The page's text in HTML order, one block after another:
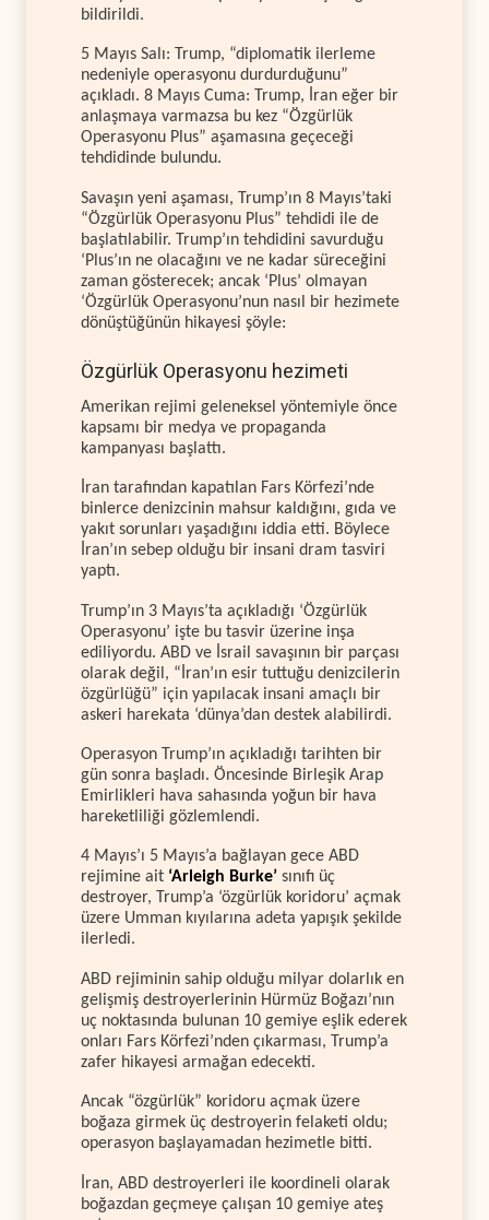
bildirildi.
5 Mayıs Salı: Trump, “diplomatik ilerleme
nedeniyle operasyonu durdurduğunu”
açıkladı. 8 Mayıs Cuma: Trump, İran eğer bir
anlaşmaya varmazsa bu kez “Özgürlük
Operasyonu Plus” aşamasına geçeceği
tehdidinde bulundu.
Savaşın yeni aşaması, Trump’ın 8 Mayıs’taki
“Özgürlük Operasyonu Plus” tehdidi ile de
başlatılabilir. Trump’ın tehdidini savurduğu
‘Plus’ın ne olacağını ve ne kadar süreceğini
zaman gösterecek; ancak ‘Plus’ olmayan
‘Özgürlük Operasyonu’nun nasıl bir hezimete
dönüştüğünün hikayesi şöyle:
Özgürlük Operasyonu hezimeti
Amerikan rejimi geleneksel yöntemiyle önce
kapsamı bir medya ve propaganda
kampanyası başlattı.
İran tarafından kapatılan Fars Körfezi’nde
binlerce denizcinin mahsur kaldığını, gıda ve
yakıt sorunları yaşadığını iddia etti. Böylece
İran’ın sebep olduğu bir insani dram tasviri
yaptı.
Trump’ın 3 Mayıs’ta açıkladığı ‘Özgürlük
Operasyonu’ işte bu tasvir üzerine inşa
ediliyordu. ABD ve İsrail savaşının bir parçası
olarak değil, “İran’ın esir tuttuğu denizcilerin
özgürlüğü” için yapılacak insani amaçlı bir
askeri harekata ‘dünya’dan destek alabilirdi.
Operasyon Trump’ın açıkladığı tarihten bir
gün sonra başladı. Öncesinde Birleşik Arap
Emirlikleri hava sahasında yoğun bir hava
hareketliliği gözlemlendi.
4 Mayıs’ı 5 Mayıs’a bağlayan gece ABD
rejimine ait ‘Arleigh Burke’ sınıfı üç
destroyer, Trump’a ‘özgürlük koridoru’ açmak
üzere Umman kıyılarına adeta yapışık şekilde
ilerledi.
ABD rejiminin sahip olduğu milyar dolarlık en
gelişmiş destroyerlerinin Hürmüz Boğazı’nın
uç noktasında bulunan 10 gemiye eşlik ederek
onları Fars Körfezi’nden çıkarması, Trump’a
zafer hikayesi armağan edecekti.
Ancak “özgürlük” koridoru açmak üzere
boğaza girmek üç destroyerin felaketi oldu;
operasyon başlayamadan hezimetle bitti.
İran, ABD destroyerleri ile koordineli olarak
boğazdan geçmeye çalışan 10 gemiye ateş